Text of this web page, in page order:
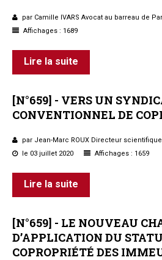
par Camille IVARS Avocat au barreau de
Affichages : 1689
Lire la suite
[N°659] - VERS UN
CONVENTIONNEL DE
par Jean-Marc ROUX Directeur
le 03 juillet 2020
Affichages : 1659
Lire la suite
[N°659] - LE NOUVEAU
D’APPLICATION DU
COPROPRIÉTÉ DES